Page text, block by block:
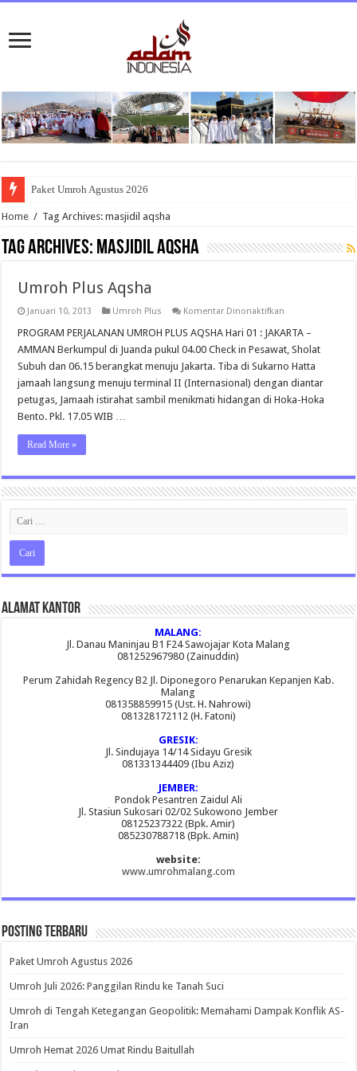
Paket Umroh Agustus 2026
Home / Tag Archives: masjidil aqsha
Tag Archives: masjidil aqsha
Umroh Plus Aqsha
Januari 10, 2013 Umroh Plus Komentar Dinonaktifkan
Plus
PROGRAM PERJALANAN UMROH PLUS AQSHA Hari 01 : JAKARTA –
AMMAN Berkumpul di Juanda pukul 04.00 Check in Pesawat, Sholat
Subuh dan 06.15 berangkat menuju Jakarta. Tiba di Sukarno Hatta
jamaah langsung menuju terminal II (Internasional) dengan diantar
petugas, Jamaah istirahat sambil menikmati hidangan di Hoka-Hoka
Bento. Pkl. 17.05 WIB …
Read More »
Alamat Kantor
MALANG:
Jl. Danau Maninjau B1 F24 Sawojajar Kota Malang
081252967980 (Zainuddin)
Perum Zahidah Regency B2 Jl. Diponegoro Penarukan Kepanjen Kab.
Malang
081358859915 (Ust. H. Nahrowi)
081328172112 (H. Fatoni)
GRESIK:
Jl. Sindujaya 14/14 Sidayu Gresik
081331344409 (Ibu Aziz)
JEMBER:
Pondok Pesantren Zaidul Ali
Jl. Stasiun Sukosari 02/02 Sukowono Jember
08125237322 (Bpk. Amir)
085230788718 (Bpk. Amin)
website:
www.umrohmalang.com
Posting Terbaru
Paket Umroh Agustus 2026
Umroh Juli 2026: Panggilan Rindu ke Tanah Suci
Umroh di Tengah Ketegangan Geopolitik: Memahami Dampak Konflik AS-
Iran
Umroh Hemat 2026 Umat Rindu Baitullah